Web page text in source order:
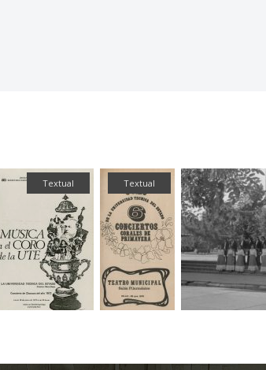
Textual Textual